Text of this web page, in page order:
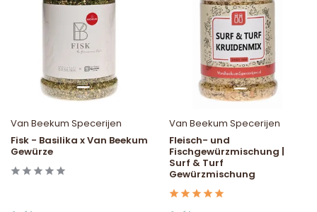
Van Beekum Specerijen
Fisk - Basilika x Van Beekum
Gewürze
Van Beekum Specerijen
Fleisch- und
Fischgewürzmischung |
Surf & Turf
Gewürzmischung